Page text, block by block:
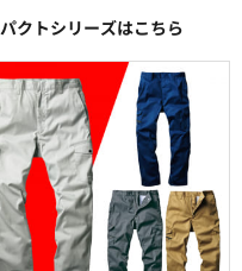
クトシリーズはこちら